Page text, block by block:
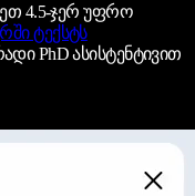
4.5-ჯერ უფრო
ტექსტს
PhD ასისტენტივით